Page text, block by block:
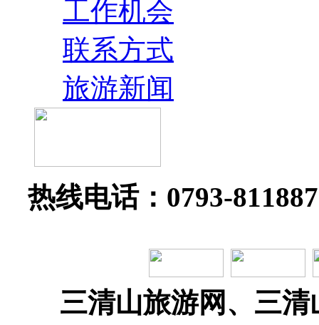
工作机会
联系方式
旅游新闻
热线电话：0793-
三清山旅游网、三